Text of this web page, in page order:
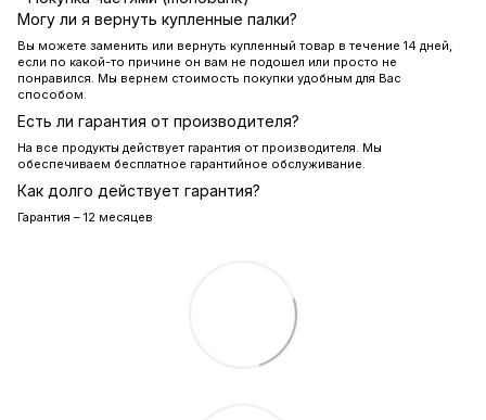
Могу ли я вернуть купленные палки?
Вы можете заменить или вернуть купленный товар в течение 14 дней,
если по какой-то причине он вам не подошел или просто не
понравился. Мы вернем стоимость покупки удобным для Вас
способом.
Есть ли гарантия от производителя?
На все продукты действует гарантия от производителя. Мы
обеспечиваем бесплатное гарантийное обслуживание.
Как долго действует гарантия?
Гарантия – 12 месяцев